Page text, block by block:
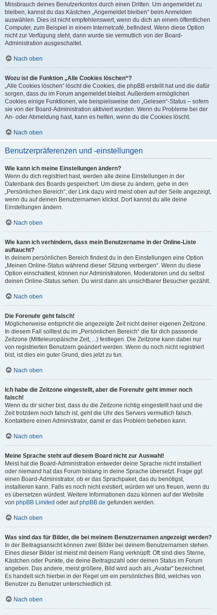
Missbrauch deines Benutzerkontos durch einen Dritten. Um angemeldet zu
bleiben, kannst du das Kästchen „Angemeldet bleiben“ beim Anmelden
auswählen. Dies ist nicht empfehlenswert, wenn du dich an einem öffentlichen
Computer, zum Beispiel in einem Internetcafé, befindest. Wenn diese Option
nicht zur Verfügung steht, dann wurde sie vermutlich von der Board-
Administration ausgeschaltet.
Nach oben
Wozu ist die Funktion „Alle Cookies löschen“?
„Alle Cookies löschen“ löscht die Cookies, die phpBB erstellt hat und die dafür
sorgen, dass du im Forum angemeldet bleibst. Außerdem ermöglichen
Cookies einige Funktionen, wie beispielsweise den „Gelesen“-Status – sofern
sie von der Board-Administration aktiviert wurden. Wenn du Probleme bei der
An- oder Abmeldung hast, kann es helfen, wenn du die Cookies löscht.
Nach oben
Benutzerpräferenzen und -einstellungen
Wie kann ich meine Einstellungen ändern?
Wenn du dich registriert hast, werden alle deine Einstellungen in der
Datenbank des Boards gespeichert. Um diese zu ändern, gehe in den
„Persönlichen Bereich“; der Link dazu wird meist oben auf der Seite angezeigt,
wenn du auf deinen Benutzernamen klickst. Dort kannst du alle deine
Einstellungen ändern.
Nach oben
Wie kann ich verhindern, dass mein Benutzername in der Online-Liste
auftaucht?
In deinem persönlichen Bereich findest du in den Einstellungen eine Option
„Meinen Online-Status während dieser Sitzung verbergen“. Wenn du diese
Option einschaltest, können nur Administratoren, Moderatoren und du selbst
deinen Online-Status sehen. Du wirst dann als unsichtbarer Besucher gezählt.
Nach oben
Die Forenuhr geht falsch!
Möglicherweise entspricht die angezeigte Zeit nicht deiner eigenen Zeitzone.
In diesem Fall solltest du im „Persönlichen Bereich“ die für dich passende
Zeitzone (Mitteleuropäische Zeit, ...) festlegen. Die Zeitzone kann dabei nur
von registrierten Benutzern geändert werden. Wenn du noch nicht registriert
bist, ist dies ein guter Grund, dies jetzt zu tun.
Nach oben
Ich habe die Zeitzone eingestellt, aber die Forenuhr geht immer noch
falsch!
Wenn du dir sicher bist, dass du die Zeitzone richtig eingestellt hast und die
Zeit trotzdem noch falsch ist, geht die Uhr des Servers vermutlich falsch.
Kontaktiere einen Administrator, damit er das Problem beheben kann.
Nach oben
Meine Sprache steht auf diesem Board nicht zur Auswahl!
Meist hat die Board-Administration entweder deine Sprache nicht installiert
oder niemand hat das Forum bislang in deine Sprache übersetzt. Frage ggf.
einen Board-Administrator, ob er das Sprachpaket, das du benötigst,
installieren kann. Falls es noch nicht existiert, würden wir uns freuen, wenn du
es übersetzen würdest. Weitere Informationen dazu können auf der Website
von phpBB Limited oder aufphpBB.de gefunden werden.
Nach oben
Was sind das für Bilder, die bei meinem Benutzernamen angezeigt werden?
In der Beitragsansicht können zwei Bilder bei deinem Benutzernamen stehen.
Eines dieser Bilder ist meist mit deinem Rang verknüpft: Oft sind dies Sterne,
Kästchen oder Punkte, die deine Beitragszahl oder deinen Status im Forum
angeben. Das andere, meist größere, Bild wird auch als „Avatar“ bezeichnet.
Es handelt sich hierbei in der Regel um ein persönliches Bild, welches von
Benutzer zu Benutzer unterschiedlich ist.
Nach oben